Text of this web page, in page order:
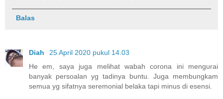
Balas
Diah
25 April 2020 pukul 14.03
He em, saya juga melihat wabah corona ini mengurai
banyak persoalan yg tadinya buntu. Juga membungkam
semua yg sifatnya seremonial belaka tapi minus di esensi.